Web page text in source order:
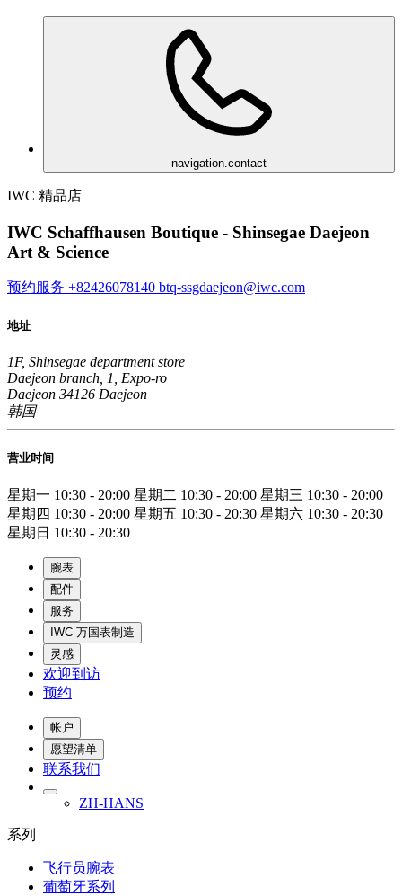
navigation.contact
IWC 精品店
IWC Schaffhausen Boutique - Shinsegae Daejeon
Art & Science
预约服务 +82426078140 btq-ssgdaejeon@iwc.com
地址
1F, Shinsegae department store
Daejeon branch, 1, Expo-ro
Daejeon 34126 Daejeon
韩国
营业时间
星期一 10:30 - 20:00 星期二 10:30 - 20:00 星期三 10:30 - 20:00
星期四 10:30 - 20:00 星期五 10:30 - 20:30 星期六 10:30 - 20:30
星期日 10:30 - 20:30
腕表
配件
服务
IWC 万国表制造
灵感
欢迎到访
预约
帐户
愿望清单
联系我们
ZH-HANS
系列
飞行员腕表
葡萄牙系列